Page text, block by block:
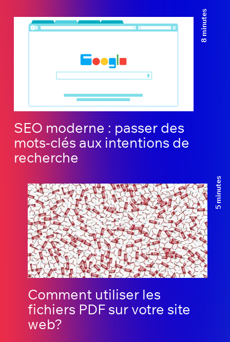
SEO moderne : passer des
mots-clés aux intentions de
recherche
8 minutes
Comment utiliser les
fichiers PDF sur votre site
web?
5 minutes